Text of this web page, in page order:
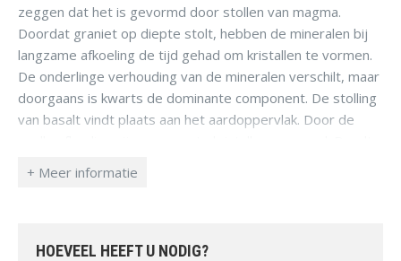
zeggen dat het is gevormd door stollen van magma.
Doordat graniet op diepte stolt, hebben de mineralen bij
langzame afkoeling de tijd gehad om kristallen te vormen.
De onderlinge verhouding van de mineralen verschilt, maar
doorgaans is kwarts de dominante component. De stolling
van basalt vindt plaats aan het aardoppervlak. Door de
Door het hoge soortelijk gewicht en de hardheid van het
HOEVEEL HEEFT U NODIG?